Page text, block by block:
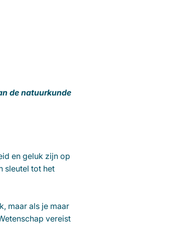
de natuurkunde
en geluk zijn op
sleutel tot het
maar als je maar
vereist